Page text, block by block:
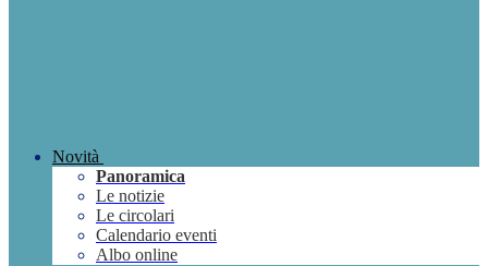
Novità
Panoramica
Le notizie
Le circolari
Calendario eventi
Albo online